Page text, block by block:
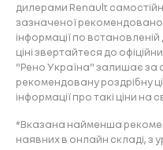
дилерами Renault
зазначеної
інформації по
ціні звертайтеся до
"Рено Україна" залишає за
рекомендовану роздрібну
інформації про такі ціни на
*Вказана найменша
наявних в онлайн складі, з